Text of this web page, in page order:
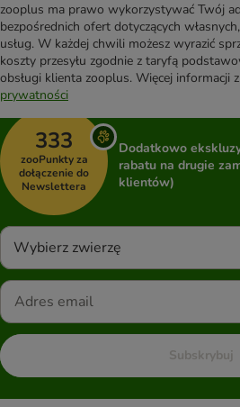
zooplus ma prawo wykorzystywać Twój
bezpośrednich ofert dotyczących
usług. W każdej chwili możesz wyrazić
koszty przesyłu zgodnie z taryfą
obsługi klienta zooplus. Więcej informacji
prywatności
333
zooPunkty za
dołączenie do
Newslettera
Dodatkowo
rabatu na drugie
klientów)
Wybierz zwierzę
Subskrybuj